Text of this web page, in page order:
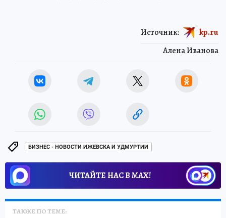
Алена Иванова
Источник: kp.ru
БИЗНЕС - НОВОСТИ ИЖЕВСКА И УДМУРТИИ
ЧИТАЙТЕ НАС В МАХ!
ТАКЖЕ ПО ТЕМЕ: